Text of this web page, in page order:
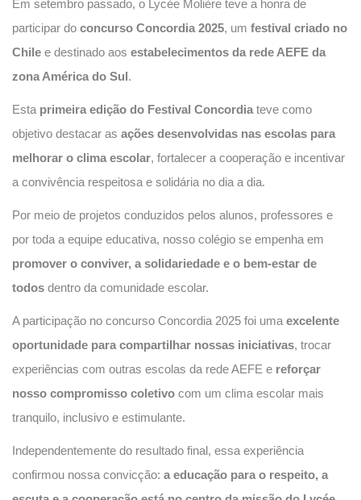
Em setembro passado, o Lycée Molière teve a honra de
participar do concurso Concordia 2025, um festival criado no
Chile e destinado aos estabelecimentos da rede AEFE da
zona América do Sul .
Esta primeira edição do Festival Concordia teve como
objetivo destacar as ações desenvolvidas nas escolas para
melhorar o clima escolar, fortalecer a cooperação e incentivar
a convivência respeitosa e solidária no dia a dia.
Por meio de projetos conduzidos pelos alunos, professores e
por toda a equipe educativa, nosso colégio se empenha em
promover o conviver, a solidariedade e o bem-estar de
todos dentro da comunidade escolar.
A participação no concurso Concordia 2025 foi uma excelente
oportunidade para compartilhar nossas iniciativas, trocar
experiências com outras escolas da rede AEFE e reforçar
nosso compromisso coletivo com um clima escolar mais
tranquilo, inclusivo e estimulante.
Independentemente do resultado final, essa experiência
confirmou nossa convicção: a educação para o respeito, a